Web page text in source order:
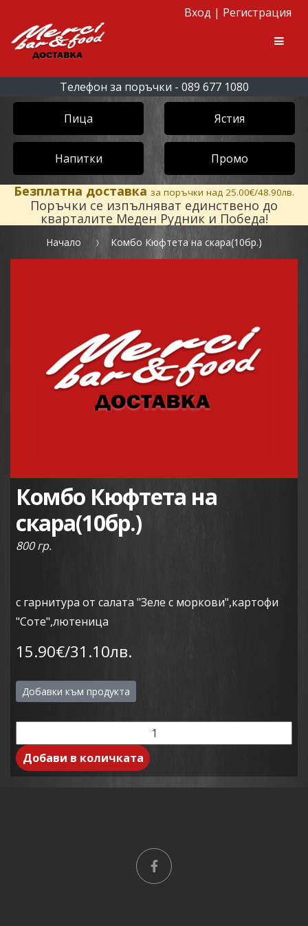
Вход | Регистрация
Skip to navigation
Skip to content
Телефон за поръчки - 089 677 1080
Пица Ястия
Напитки Промо
Безплатна доставка за поръчки над 25.00€/48.90лв.
Поръчки се изпълняват единствено до
кварталите Меден Рудник и Победа!
Начало Комбо Кюфтета на скара(10бр.)
Комбо Кюфтета на
скара(10бр.)
800 гр.
с гарнитура от салата "Зеле с моркови",картофи
"Соте",лютеница
15.90€/31.10лв.
Добавки към продукта
Добави в количката